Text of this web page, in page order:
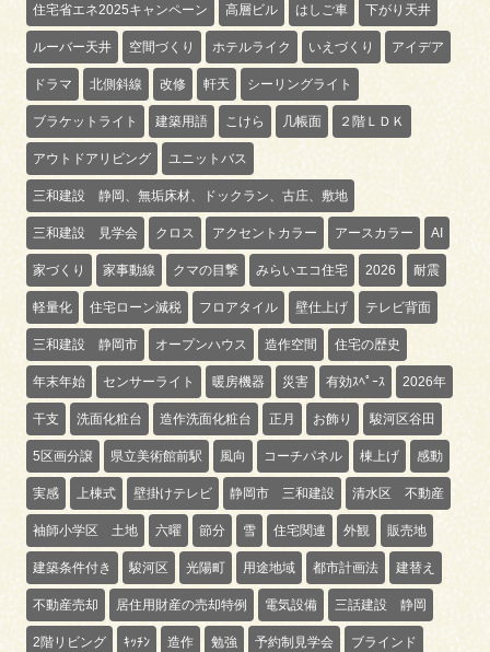
住宅省エネ2025キャンペーン 高層ビル はしご車 下がり天井
ルーバー天井 空間づくり ホテルライク いえづくり アイデア
ドラマ 北側斜線 改修 軒天 シーリングライト
ブラケットライト 建築用語 こけら 几帳面 ２階ＬＤＫ
アウトドアリビング ユニットバス
三和建設 静岡、無垢床材、ドックラン、古庄、敷地
三和建設 見学会 クロス アクセントカラー アースカラー AI
家づくり 家事動線 クマの目撃 みらいエコ住宅 2026 耐震
軽量化 住宅ローン減税 フロアタイル 壁仕上げ テレビ背面
三和建設 静岡市 オープンハウス 造作空間 住宅の歴史
年末年始 センサーライト 暖房機器 災害 有効ｽﾍﾟｰｽ 2026年
干支 洗面化粧台 造作洗面化粧台 正月 お飾り 駿河区谷田
5区画分譲 県立美術館前駅 風向 コーチパネル 棟上げ 感動
実感 上棟式 壁掛けテレビ 静岡市 三和建設 清水区 不動産
袖師小学区 土地 六曜 節分 雪 住宅関連 外観 販売地
建築条件付き 駿河区 光陽町 用途地域 都市計画法 建替え
不動産売却 居住用財産の売却特例 電気設備 三話建設 静岡
2階リビング ｷｯﾁﾝ 造作 勉強 予約制見学会 ブラインド